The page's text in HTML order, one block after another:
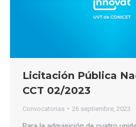
Licitación Pública
CCT 02/2023
Convocatorias 26 septiembre, 2023